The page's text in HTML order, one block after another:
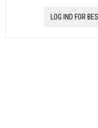
LOG IND FOR